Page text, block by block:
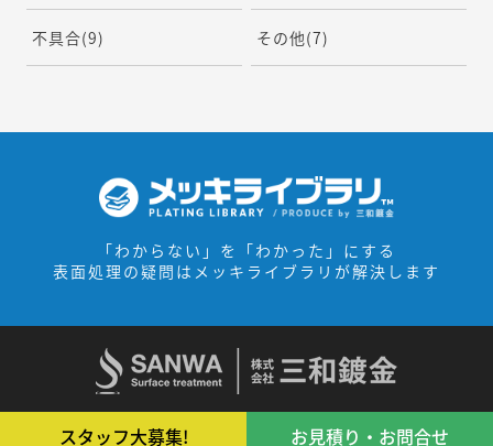
不具合(9) その他(7)
「わからない」を「わかった」にする
表面処理の疑問はメッキライブラリが解決します
スタッフ大募集! お見積り・お問合せ